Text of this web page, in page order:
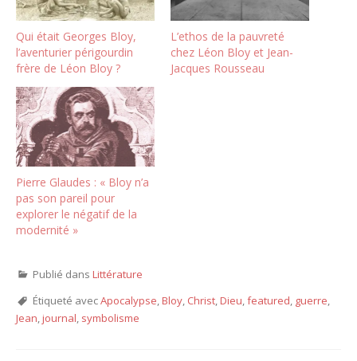
Qui était Georges Bloy,
l’aventurier périgourdin
frère de Léon Bloy ?
L’ethos de la pauvreté
chez Léon Bloy et Jean-
Jacques Rousseau
Pierre Glaudes : « Bloy n’a
pas son pareil pour
explorer le négatif de la
modernité »
Publié dans Littérature
Étiqueté avecApocalypse,Bloy, Christ,Dieu,featured, guerre,
Jean,journal, symbolisme